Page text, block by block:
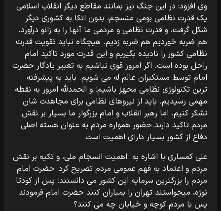
وی افزود: در این جنگ نیز بمانند مقاطع دیگر انقلاب اسلامی
یک قدرت نظامی بومی منسجم، بدون اتکا به کشوری دیگر
شکل گرفت، و قدرت نظامی و مردمی ما آنها را به زانو درآورد.
هم ضربه خوردیم هم ضربه زدیم. هیچگاه نباید تقویت قدرت
نظامی کشور را نادیده بگیریم و این قدرت مورد تاکید امام
راحل بوده است. اگر امروز قوی نباشیم به تعبیر یادگار حضرت
امام توسط مستکبران عالم له می شویم. باید به پیشرفته
ترین تکنولوژی نظامی مجهز باشیم؛ و الحمدلله امروز به نقطه
مهمی رسیدیم. باید از نیروهای نظامی برای مجاهدت شان
تشکر کنیم. اما رهبر انقلاب و امام بزرگوار ما بسیار بر نقش
مردم تاکید دارند.حضور همواره مردم به عنوان هسته اصلی
دفاع از کشور بسیار دارای اهمیت است.
علی کمساری با اشاره به اهمیت انسجام ملی، و تکیه بر نقش
مردم و اعتماد به فهم عمومی مردم تصریح کرد: حضرت امام
مردم را بزرگترین سرمایه این کشور می دانستند؛ پس از کودتا
نوژه، میخواستند تهران را بمباران کنند حضرت امام فرمودند
پس با مردم کوچه و خیابان چه می کنند؟